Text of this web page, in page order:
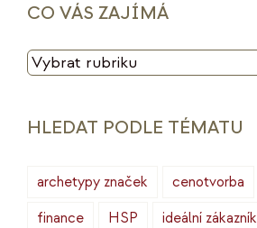
CO VÁS ZAJÍMÁ
CO
HLEDAT PODLE TÉMATU
archetypy značek cenotvorba
finance
HSP ideální zákazník